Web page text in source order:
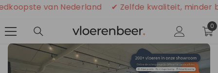
van Nederland ✔ Zelfde kwaliteit, minder betalen
00